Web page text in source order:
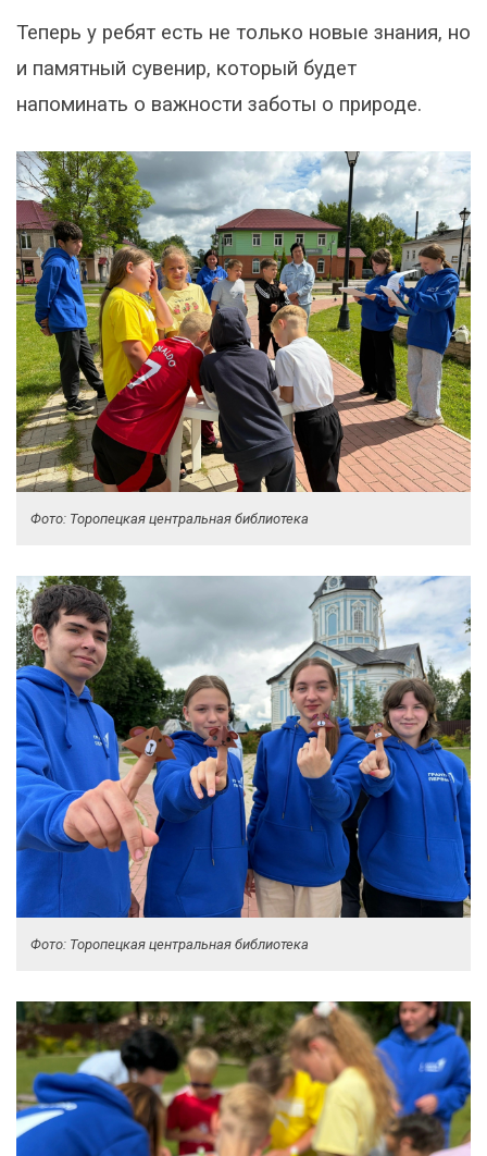
Теперь у ребят есть не только новые знания, но
и памятный сувенир, который будет
напоминать о важности заботы о природе.
Фото: Торопецкая центральная библиотека
Фото: Торопецкая центральная библиотека